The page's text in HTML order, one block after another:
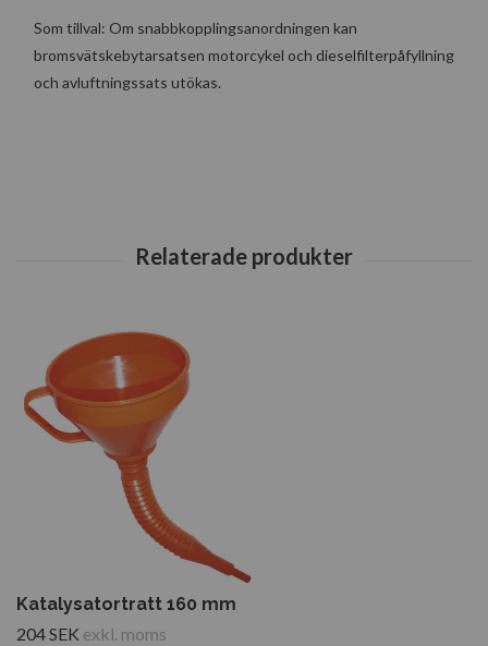
Som tillval: Om snabbkopplingsanordningen kan
bromsvätskebytarsatsen motorcykel och dieselfilterpåfyllning
och avluftningssats utökas.
Katalysatortratt 160 mm
204 SEK exkl. moms